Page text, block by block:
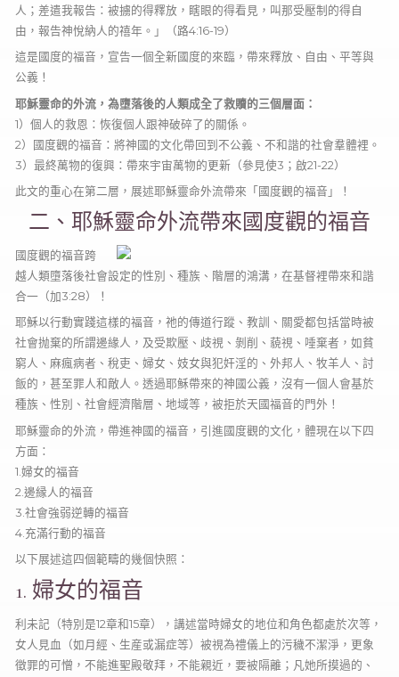
人；差遣我報告：被擄的得釋放，瞎眼的得看見，叫那受壓制的得自
由，報告神悅納人的禧年。」（路4:16-19）
這是國度的福音，宣告一個全新國度的來臨，帶來釋放、自由、平等與
公義！
耶穌靈命的外流，為墮落後的人類成全了救贖的三個層面：
1）個人的救恩：恢復個人跟神破碎了的關係。
2）國度觀的福音：將神國的文化帶回到不公義、不和諧的社會羣體裡。
3）最終萬物的復興：帶來宇宙萬物的更新（參見使3；啟21-22）
此文的重心在第二層，展述耶穌靈命外流帶來「國度觀的福音」！
二、耶穌靈命外流帶來國度觀的福音
國度觀的福音跨
越人類墮落後社會設定的性別、種族、階層的鴻溝，在基督裡帶來和諧
合一（加3:28）！
耶穌以行動實踐這樣的福音，祂的傳道行蹤、教訓、關愛都包括當時被
社會抛棄的所謂邊緣人，及受欺壓、歧視、剝削、藐視、唾棄者，如貧
窮人、麻瘋病者、稅吏、婦女、妓女與犯奸淫的、外邦人、牧羊人、討
飯的，甚至罪人和敵人。透過耶穌帶來的神國公義，沒有一個人會基於
種族、性別、社會經濟階層、地域等，被拒於天國福音的門外！
耶穌靈命的外流，帶進神國的福音，引進國度觀的文化，體現在以下四
方面：
1.婦女的福音
2.邊縁人的福音
3.社會強弱逆轉的福音
4.充滿行動的福音
以下展述這四個範疇的幾個快照：
1. 婦女的福音
利未記（特別是12章和15章），講述當時婦女的地位和角色都處於次等，
女人見血（如月經、生産或漏症等）被視為禮儀上的污穢不潔淨，更象
徵罪的可憎，不能進聖殿敬拜，不能親近，要被隔離；凡她所摸過的、